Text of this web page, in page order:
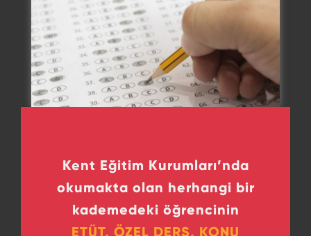
Kent Eğitim Kurumları’nda
okumakta olan herhangi bir
kademedeki öğrencinin
ETÜT, ÖZEL DERS, KONU